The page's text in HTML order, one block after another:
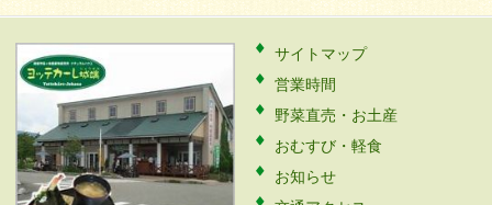
サイトマップ
営業時間
野菜直売・お土産
おむすび・軽食
お知らせ